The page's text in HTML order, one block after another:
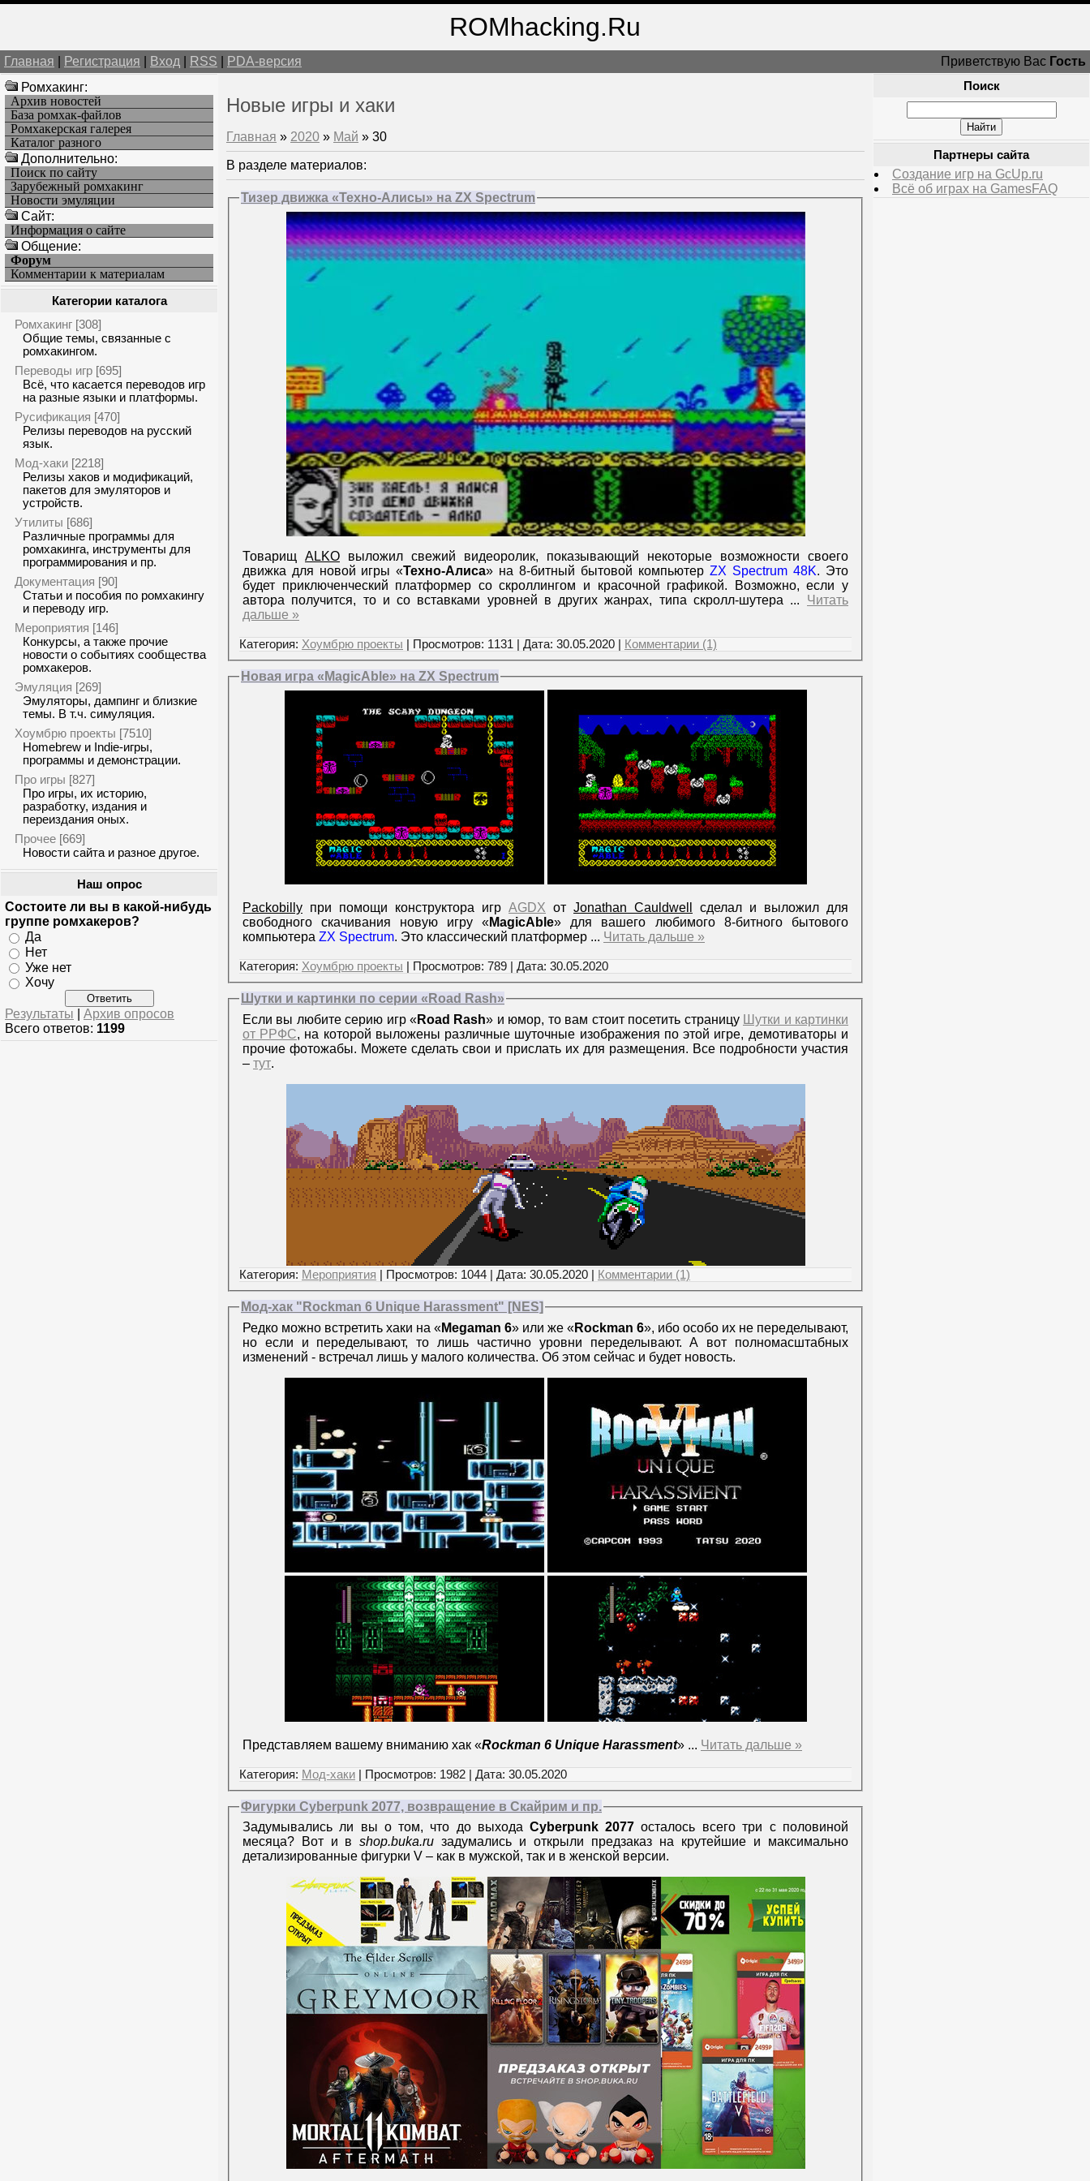
ROMhacking.Ru
Главная Регистрация Вход RSS PDA-версия Приветствую Вас Гость
Ромхакинг:
Архив новостей
База ромхак-файлов
Ромхакерская галерея
Каталог разного
Дополнительно:
Поиск по сайту
Зарубежный ромхакинг
Новости эмуляции
Cайт:
Информация о сайте
Общение:
Форум
Комментарии к материалам
Категории каталога
Ромхакинг [308]
Общие темы, связанные с
ромхакингом.
Переводы игр [695]
Всё, что касается переводов игр
на разные языки и платформы.
Русификация [470]
Релизы переводов на русский
язык.
Мод-хаки [2218]
Релизы хаков и модификаций,
пакетов для эмуляторов и
устройств.
Утилиты [686]
Различные программы для
ромхакинга, инструменты для
программирования и пр.
Документация [90]
Статьи и пособия по ромхакингу
и переводу игр.
Мероприятия [146]
Конкурсы, а также прочие
новости о событиях сообщества
ромхакеров.
Эмуляция [269]
Эмуляторы, дампинг и близкие
темы. В т.ч. симуляция.
Хоумбрю проекты [7510]
Homebrew и Indie-игры,
программы и демонстрации.
Про игры [827]
Про игры, их историю,
разработку, издания и
переиздания оных.
Прочее [669]
Новости сайта и разное другое.
Наш опрос
Состоите ли вы в какой-нибудь
группе ромхакеров?
Да
Нет
Уже нет
Хочу
Результаты
Архив опросов
Всего ответов: 1199
Новые игры и хаки
Главная » 2020 » Май » 30
В разделе материалов:
Тизер движка «Техно-Алисы» на ZX Spectrum
Товарищ ALKO выложил свежий видеоролик, показывающий некоторые возможности своего
движка для новой игры «Техно-Алиса» на 8-битный бытовой компьютер ZX Spectrum 48K. Это
будет приключенческий платформер со скроллингом и красочной графикой. Возможно, если у
автора получится, то и со вставками уровней в других жанрах, типа скролл-шутера ... Читать
дальше »
Категория: Хоумбрю проекты | Просмотров: 1131 | Дата: 30.05.2020 Комментарии (1)
Новая игра «MagicAble» на ZX Spectrum
Packobilly при помощи конструктора игр AGDX от Jonathan Cauldwell
сделал и выложил для
свободного скачивания новую игру «MagicAble» для вашего любимого 8-битного бытового
компьютера ZX Spectrum. Это классический платформер ... Читать дальше »
Категория: Хоумбрю проекты | Просмотров: 789 | Дата: 30.05.2020
Шутки и картинки по серии «Road Rash»
Если вы любите серию игр «Road Rash» и юмор, то вам стоит посетить страницу Шутки и картинки
от РРФС, на которой выложены различные шуточные изображения по этой игре, демотиваторы и
прочие фотожабы. Можете сделать свои и прислать их для размещения. Все подробности участия
– тут.
Категория: Мероприятия | Просмотров: 1044 | Дата: 30.05.2020 Комментарии (1)
Мод-хак "Rockman 6 Unique Harassment" [NES]
Редко можно встретить хаки на «Megaman 6» или же «Rockman 6», ибо особо их не переделывают,
но если и переделывают, то лишь частично уровни переделывают. А вот полномасштабных
изменений - встречал лишь у малого количества. Об этом сейчас и будет новость.
Представляем вашему вниманию хак «Rockman 6 Unique Harassment» ... Читать дальше »
Категория: Мод-хаки | Просмотров: 1982 | Дата: 30.05.2020
Фигурки Cyberpunk 2077, возвращение в Скайрим и пр.
Задумывались ли вы о том, что до выхода Cyberpunk 2077 осталось всего три с половиной
месяца? Вот и в shop.buka.ru задумались и открыли предзаказ на крутейшие и максимально
детализированные фигурки V – как в мужской, так и в женской версии.
Поиск
Партнеры сайта
Создание игр на GcUp.ru
Всё об играх на GamesFAQ